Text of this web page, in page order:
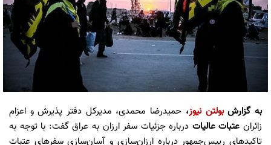
به گزارشبولتن نیوز، حمیدرضا محمدی، مدیرکل دفتر پذیرش و اعزام
زائران عتبات عالیات درباره جزئیات سفر ارزان به عراق گفت: با توجه به
تاکید‌های رییس‌جمهور درباره ارزان‌سازی و آسان‌سازی سفر‌های عتبات